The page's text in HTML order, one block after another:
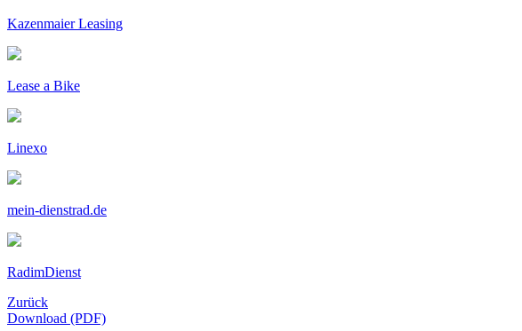
Kazenmaier Leasing
Lease a Bike
Linexo
mein-dienstrad.de
RadimDienst
Zurück
Download (PDF)